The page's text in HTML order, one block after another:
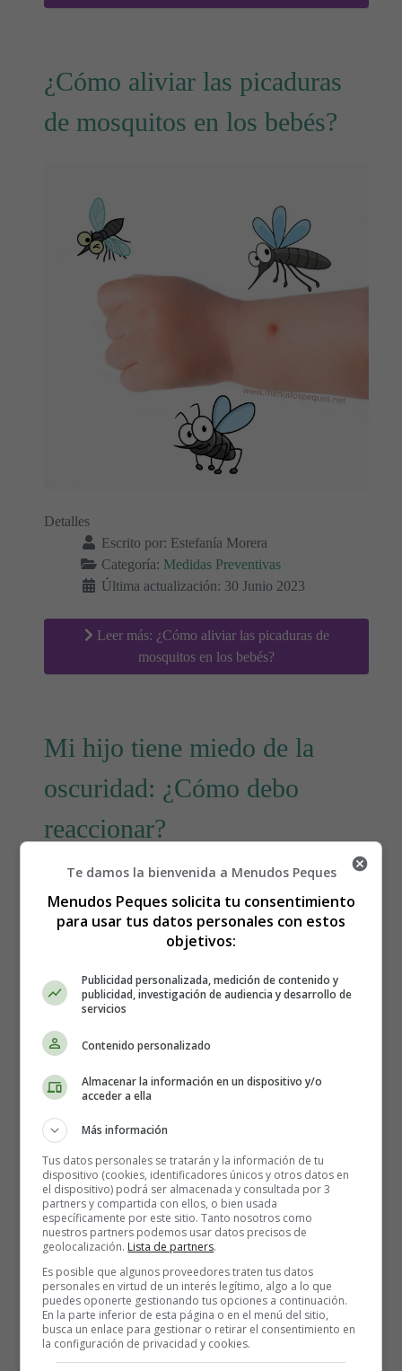
¿Cómo aliviar las picaduras
de mosquitos en los bebés?
Detalles
Escrito por: Estefanía Morera
Categoría: Medidas Preventivas
Última actualización: 30 Junio 2023
Leer más: ¿Cómo aliviar las picaduras de
mosquitos en los bebés?
Mi hijo tiene miedo de la
oscuridad: ¿Cómo debo
reaccionar?
Detalles
Escrito por:Estefanía Morera
Categoría:Desarrollo Psicosocial
Última actualización: 18 Julio 2022
Leer más: Mi hijo tiene miedo de la oscuridad:
¿Cómo debo reaccionar?
Te damos la bienvenida a Menudos Peques
Menudos Peques solicita tu consentimiento
para usar tus datos personales con estos
objetivos:
Publicidad personalizada, medición de contenido y
publicidad, investigación de audiencia y desarrollo de
servicios
Contenido personalizado
Almacenar la información en un dispositivo y/o
acceder a ella
Más información
Tus datos personales se tratarán y la información de tu
dispositivo (cookies, identificadores únicos y otros datos en
el dispositivo) podrá ser almacenada y consultada por 3
partners y compartida con ellos, o bien usada
específicamente por este sitio. Tanto nosotros como
nuestros partners podemos usar datos precisos de
geolocalización. Lista de partners.
Es posible que algunos proveedores traten tus datos
personales en virtud de un interés legítimo, algo a lo que
puedes oponerte gestionando tus opciones a continuación.
En la parte inferior de esta página o en el menú del sitio,
busca un enlace para gestionar o retirar el consentimiento en
la configuración de privacidad y cookies.